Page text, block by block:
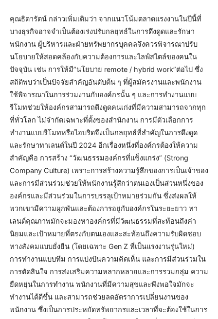
คุณธิดารัตน์ กล่าวเพิ่มเติมว่า จากแนวโน้มตลาดแรงงานในปีนี้ที่
บางธุรกิจอาจจำเป็นต้องเร่งปรับกลยุทธ์ในการดึงดูดและรักษา
พนักงาน ผู้บริหารและฝ่ายทรัพยากรบุคคลจึงควรพิจารณาปรับ
นโยบายให้สอดคล้องกับความต้องการและไลฟ์สไตล์ของคนใน
ปัจจุบัน เช่น การให้มี”นโยบาย remote / hybrid work”ต่อไป ซึ่ง
สถิติพบว่าเป็นปัจจัยสำคัญอันดับต้น ๆ ที่ผู้สมัครงานและพนักงาน
ใช้พิจารณาในการร่วมงานกับองค์กรนั้น ๆ และการทำงานแบบ
รีโมทช่วยให้องค์กรสามารถดึงดูดคนเก่งที่มีความสามารถจากทุก
ที่ทั่วโลก ไม่จำกัดเฉพาะที่ตั้งของสำนักงาน การมีตัวเลือกการ
ทำงานแบบรีโมทหรือไฮบริดจึงเป็นกลยุทธ์ที่สำคัญในการดึงดูด
และรักษาทาเลนต์ในปี 2024 อีกเรื่องหนึ่งที่องค์กรต้องให้ความ
สำคัญคือ การสร้าง “วัฒนธรรมองค์กรที่แข็งแกร่ง” (Strong
Company Culture) เพราะการสร้างความรู้สึกของการเป็นเจ้าของ
และการมีส่วนร่วมช่วยให้พนักงานรู้สึกว่าตนเองเป็นส่วนหนึ่งของ
องค์กรและมีส่วนร่วมในการบรรลุเป้าหมายร่วมกัน ซึ่งส่งผลให้
พวกเขามีความผูกพันและต้องการอยู่กับองค์กรในระยะยาว ทา
เลนต์คุณภาพมักจะมองหาองค์กรที่มีวัฒนธรรมที่สะท้อนถึงค่า
นิยมและเป้าหมายที่ตรงกับตนเองและสะท้อนถึงความรับผิดชอบ
ทางสังคมแบบยั่งยืน (โดยเฉพาะ Gen Z ที่เป็นแรงงานรุ่นใหม่)
การทำงานแบบทีม การแบ่งปันความคิดเห็น และการมีส่วนร่วมใน
การตัดสินใจ การส่งเสริมความหลากหลายและการรวมกลุ่ม ความ
ยืดหยุ่นในการทำงาน พนักงานที่มีความสุขและพึงพอใจมักจะ
ทำงานได้ดีขึ้น และสามารถช่วยลดอัตราการเปลี่ยนงานของ
พนักงาน ซึ่งเป็นการประหยัดทรัพยากรและเวลาที่จะต้องใช้ในการ